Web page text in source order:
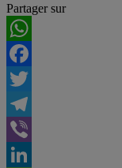
Partager sur
WhatsApp
Facebook
Twitter
Telegram
Viber